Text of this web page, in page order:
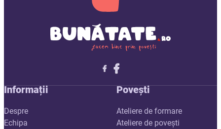
Follow me on X
Follow me on LinkedIn
Follow me on X
Informații
Despre
Echipa
Povești
Ateliere de formare
Ateliere de povești